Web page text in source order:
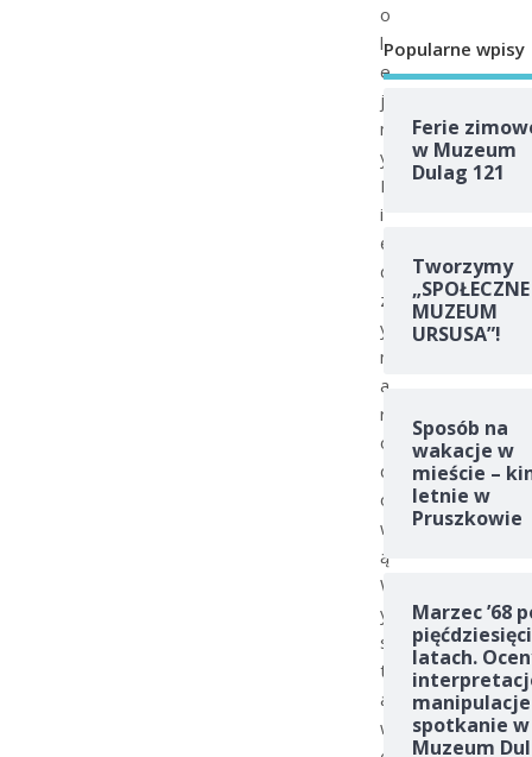
o
l
e
j
n
y
M
i
ę
d
z
y
n
a
r
o
d
o
w
ą
W
y
s
t
a
w
Popularne wpisy
Ferie
w Muzeum
Dulag 121
Tworzymy
„SPOŁECZNE
MUZEUM
URSUSA”!
Sposób na
wakacje w
mieście –
letnie w
Pruszkowie
Marzec ’68
latach.
spotkanie w
Muzeum